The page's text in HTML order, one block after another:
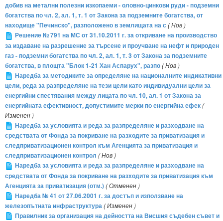
добив на метални полезни изкопаеми - оловно-цинкови руди - подземни
богатства по чл. 2, ал. 1, т. 1 от Закона за подземните богатства, от
находище "Печинско", разположено в землищата на с( Нов )
Решение № 791 на МС от 31.10.2011 г. за откриване на производство
за издаване на разрешение за търсене и проучване на нефт и природен
газ - подземни богатства по чл. 2, ал. 1, т. 3 от Закона за подземните
богатства, в площта "Блок 1-21 Хан Аспарух", разпо( Нов )
Наредба за методиките за определяне на националните индикативни
цели, реда за разпределяне на тези цели като индивидуални цели за
енергийни спестявания между лицата по чл. 10, ал. 1 от Закона за
енергийната ефективност, допустимите мерки по енергийна ефек(
Изменен )
Наредба за условията и реда за разпределяне и разходване на
средствата от Фонда за покриване на разходите за приватизация и
следприватизационен контрол към Агенцията за приватизация и
следприватизационен контрол ( Нов )
Наредба за условията и реда за разпределяне и разходване на
средствата от Фонда за покриване на разходите за приватизация към
Агенцията за приватизация (отм.)( Отменен )
Наредба № 41 от 27.06.2001 г. за достъп и използване на
железопътната инфраструктура( Изменен )
Правилник за организация на дейността на Висшия съдебен съвет и